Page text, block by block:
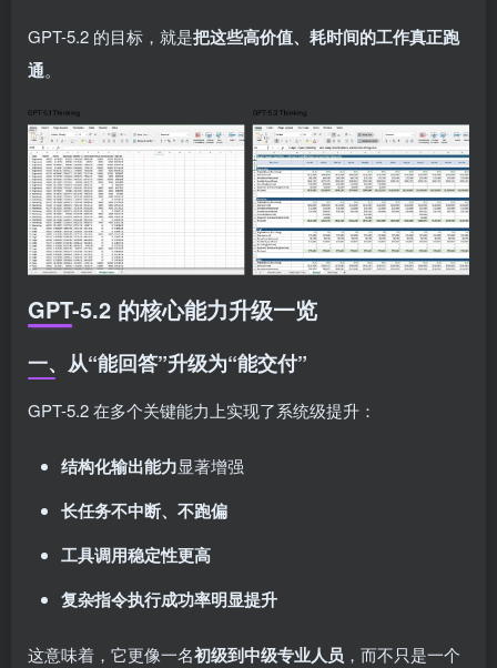
GPT-5.2 的目标，就是把这些高价值、耗时间的工作真正跑
通。
GPT-5.2 的核心能力升级一览
一、从“能回答”升级为“能交付”
GPT-5.2 在多个关键能力上实现了系统级提升：
结构化输出能力显著增强
长任务不中断、不跑偏
工具调用稳定性更高
复杂指令执行成功率明显提升
这意味着，它更像一名初级到中级专业人员 ，而不只是一个